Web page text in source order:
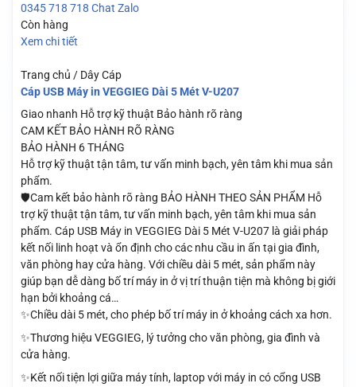
0345 718 718 Chat Zalo
Còn hàng
Xem chi tiết
Trang chủ / Dây Cáp
Cáp USB Máy in VEGGIEG Dài 5 Mét V-U207
Giao nhanh Hỗ trợ kỹ thuật Bảo hành rõ ràng
CAM KẾT BẢO HÀNH RÕ RÀNG
BẢO HÀNH 6 THÁNG
Hỗ trợ kỹ thuật tận tâm, tư vấn minh bạch, yên tâm khi mua sản
phẩm.
🛡️Cam kết bảo hành rõ ràng BẢO HÀNH THEO SẢN PHẨM Hỗ
trợ kỹ thuật tận tâm, tư vấn minh bạch, yên tâm khi mua sản
phẩm. Cáp USB Máy in VEGGIEG Dài 5 Mét V-U207 là giải pháp
kết nối linh hoạt và ổn định cho các nhu cầu in ấn tại gia đình,
văn phòng hay cửa hàng. Với chiều dài 5 mét, sản phẩm này
giúp bạn dễ dàng bố trí máy in ở vị trí thuận tiện mà không bị giới
hạn bởi khoảng cá…
✨Chiều dài 5 mét, cho phép bố trí máy in ở khoảng cách xa hơn.
✨Thương hiệu VEGGIEG, lý tưởng cho văn phòng, gia đình và
cửa hàng.
✨Kết nối tiện lợi giữa máy tính, laptop với máy in có cổng USB